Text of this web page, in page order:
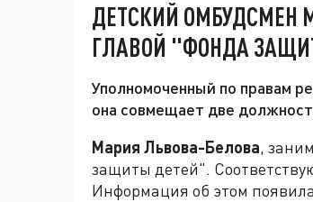
ДЕТСКИЙ ОМБУДСМЕН
ГЛАВОЙ "ФОНДА
Уполномоченный по правам
она совмещает две
Мария Львова-Белова,
защиты детей".
Информация об этом